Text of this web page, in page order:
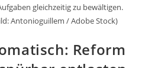
gleichzeitig zu bewältigen.
Antonioguillem / Adobe Stock)
Reform